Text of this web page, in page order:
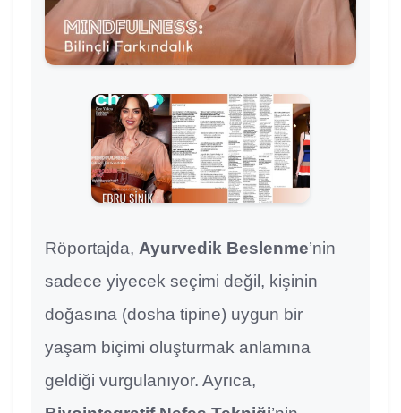
Röportajda, Ayurvedik Beslenme’nin
sadece yiyecek seçimi değil, kişinin
doğasına (dosha tipine) uygun bir
yaşam biçimi oluşturmak anlamına
geldiği vurgulanıyor. Ayrıca,